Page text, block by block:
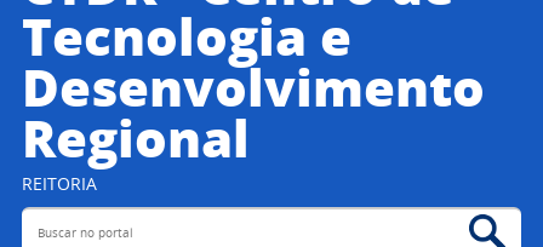
Legislação
Canais
Tecnologia e
Desenvolvimento
Regional
REITORIA
Buscar no portal